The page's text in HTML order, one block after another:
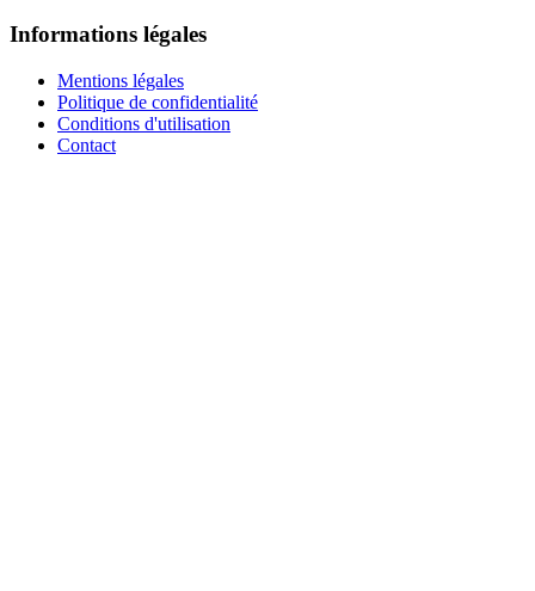
Informations légales
Mentions légales
Politique de confidentialité
Conditions d'utilisation
Contact